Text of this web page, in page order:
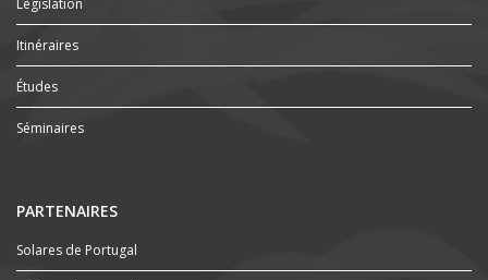
Itinéraires
Études
Séminaires
PARTENAIRES
Solares de Portugal